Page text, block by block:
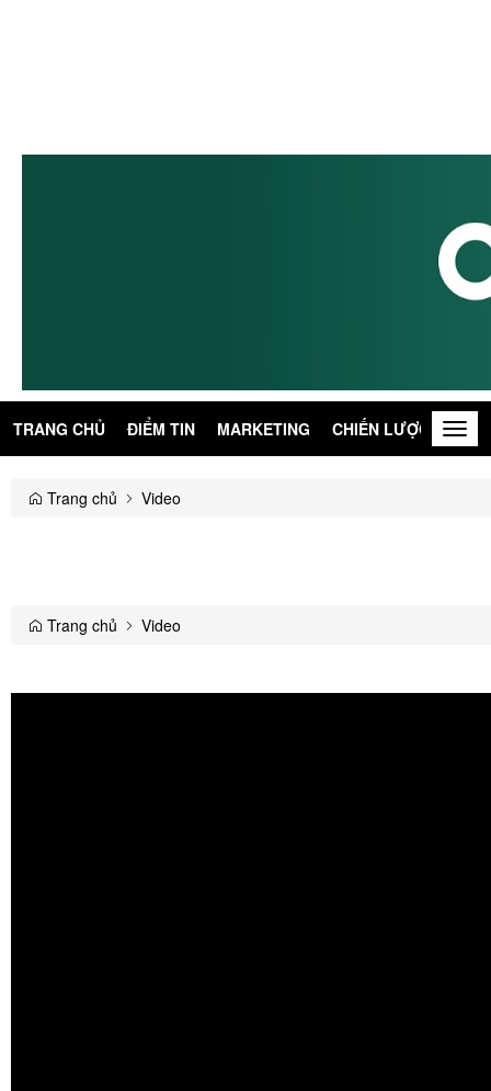
TRANG CHỦ ĐIỂM TIN MARKETING CHIẾN LƯỢC
Trang chủ Video
Trang chủ Video